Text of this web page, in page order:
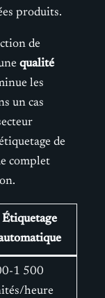
produits.
de
qualité
les
un cas
de
complet
Étiquetage
1 500
heure